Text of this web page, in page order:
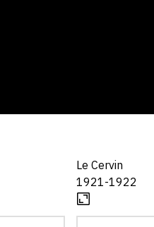
Le Cervin
1921-1922